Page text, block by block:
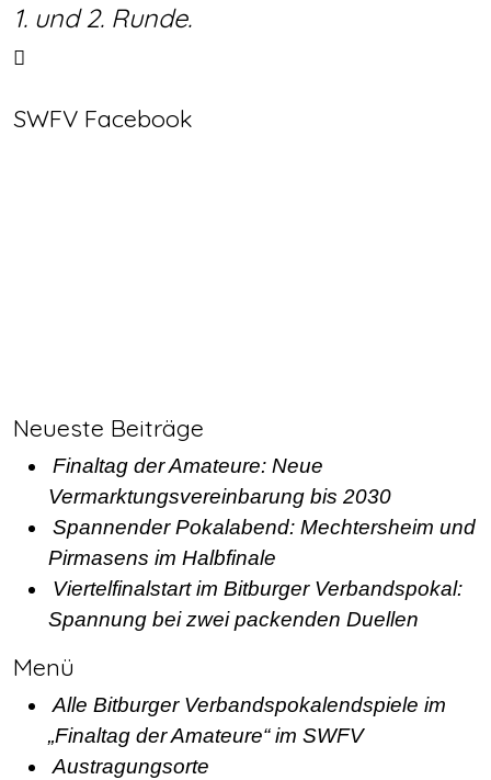
1. und 2. Runde.
SWFV Facebook
Neueste Beiträge
Finaltag der Amateure: Neue
Vermarktungsvereinbarung bis 2030
Spannender Pokalabend: Mechtersheim und
Pirmasens im Halbfinale
Viertelfinalstart im Bitburger Verbandspokal:
Spannung bei zwei packenden Duellen
Menü
Alle Bitburger Verbandspokalendspiele im
„Finaltag der Amateure“ im SWFV
Austragungsorte